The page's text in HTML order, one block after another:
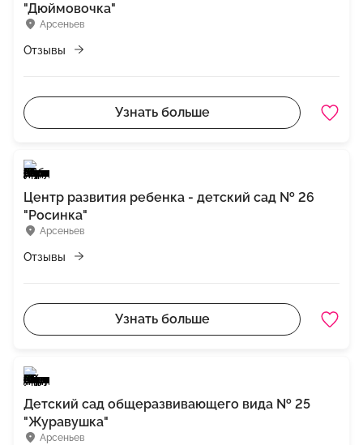
Арсеньев
"Дюймовочка"
Отзывы
Узнать больше
Арсеньев
Центр развития ребенка - детский сад № 26
"Росинка"
Отзывы
Узнать больше
Арсеньев
Детский сад общеразвивающего вида № 25
"Журавушка"